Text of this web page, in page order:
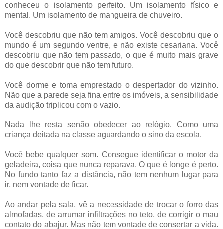
conheceu o isolamento perfeito. Um isolamento físico e
mental. Um isolamento de mangueira de chuveiro.
Você descobriu que não tem amigos. Você descobriu que o
mundo é um segundo ventre, e não existe cesariana. Você
descobriu que não tem passado, o que é muito mais grave
do que descobrir que não tem futuro.
Você dorme e toma emprestado o despertador do vizinho.
Não que a parede seja fina entre os imóveis, a sensibilidade
da audição triplicou com o vazio.
Nada lhe resta senão obedecer ao relógio. Como uma
criança deitada na classe aguardando o sino da escola.
Você bebe qualquer som. Consegue identificar o motor da
geladeira, coisa que nunca reparava. O que é longe é perto.
No fundo tanto faz a distância, não tem nenhum lugar para
ir, nem vontade de ficar.
Ao andar pela sala, vê a necessidade de trocar o forro das
almofadas, de arrumar infiltrações no teto, de corrigir o mau
contato do abajur. Mas não tem vontade de consertar a vida.